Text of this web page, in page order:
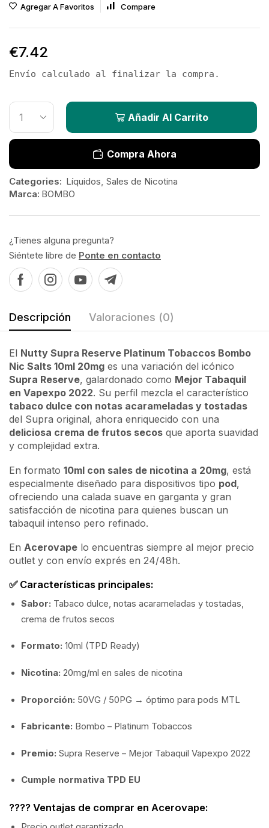
Agregar A Favoritos
Compare
€7.42
Envío calculado al finalizar la compra.
Añadir Al Carrito
Compra Ahora
Categories: Líquidos, Sales de Nicotina
Marca: BOMBO
¿Tienes alguna pregunta?
Siéntete libre de Ponte en contacto
Descripción Valoraciones (0)
El Nutty Supra Reserve Platinum Tobaccos Bombo
Nic Salts 10ml 20mg es una variación del icónico
Supra Reserve, galardonado como Mejor Tabaquil
en Vapexpo 2022. Su perfil mezcla el característico
tabaco dulce con notas acarameladas y tostadas
del Supra original, ahora enriquecido con una
deliciosa crema de frutos secos que aporta suavidad
y complejidad extra.
En formato 10ml con sales de nicotina a 20mg, está
especialmente diseñado para dispositivos tipo pod,
ofreciendo una calada suave en garganta y gran
satisfacción de nicotina para quienes buscan un
tabaquil intenso pero refinado.
En Acerovape lo encuentras siempre al mejor precio
outlet y con envío exprés en 24/48h.
✅ Características principales:
Sabor: Tabaco dulce, notas acarameladas y tostadas,
crema de frutos secos
Formato: 10ml (TPD Ready)
Nicotina: 20mg/ml en sales de nicotina
Proporción: 50VG / 50PG → óptimo para pods MTL
Fabricante: Bombo – Platinum Tobaccos
Premio: Supra Reserve – Mejor Tabaquil Vapexpo 2022
Cumple normativa TPD EU
???? Ventajas de comprar en Acerovape: